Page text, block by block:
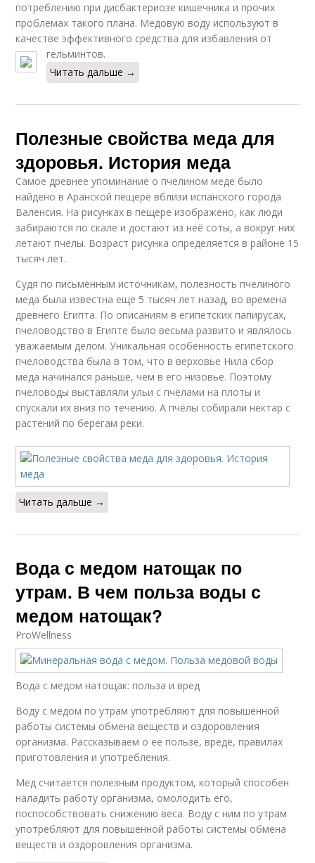
потреблению при дисбактериозе кишечника и прочих
проблемах такого плана. Медовую воду используют в
качестве эффективного средства для избавления от
гельминтов.
Читать дальше →
Полезные свойства меда для
здоровья. История меда
Самое древнее упоминание о пчелином меде было
найдено в Аранской пещере вблизи испанского города
Валенсия. На рисунках в пещере изображено, как люди
забираются по скале и достают из неё соты, а вокруг них
летают пчёлы. Возраст рисунка определяется в районе 15
тысяч лет.
Судя по письменным источникам, полезность пчелиного
меда была известна еще 5 тысяч лет назад, во времена
древнего Египта. По описаниям в египетских папирусах,
пчеловодство в Египте было весьма развито и являлось
уважаемым делом. Уникальная особенность египетского
пчеловодства была в том, что в верховье Нила сбор
меда начинался раньше, чем в его низовье. Поэтому
пчеловоды выставляли ульи с пчёлами на плоты и
спускали их вниз по течению. А пчёлы собирали нектар с
растений по берегам реки.
Читать дальше →
Вода с медом натощак по
утрам. В чем польза воды с
медом натощак?
ProWellness
Вода с медом натощак: польза и вред
Воду с медом по утрам употребляют для повышенной
работы системы обмена веществ и оздоровления
организма. Рассказываем о ее пользе, вреде, правилах
приготовления и употребления.
Мед считается полезным продуктом, который способен
наладить работу организма, омолодить его,
поспособствовать снижению веса. Воду с ним по утрам
употребляют для повышенной работы системы обмена
веществ и оздоровления организма.